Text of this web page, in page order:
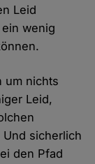
Leid
wenig
um nichts
Leid,
sicherlich
den Pfad